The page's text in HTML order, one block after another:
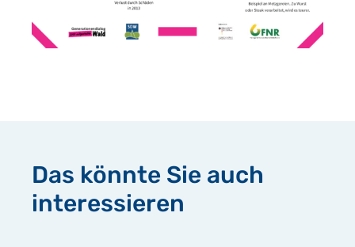
Das könnte Sie auch
interessieren